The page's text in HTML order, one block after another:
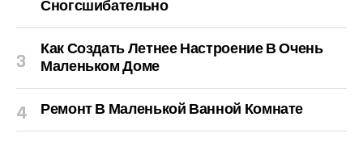
Сногсшибательно
Как Создать Летнее Настроение В Очень
Маленьком Доме
Ремонт В Маленькой Ванной Комнате